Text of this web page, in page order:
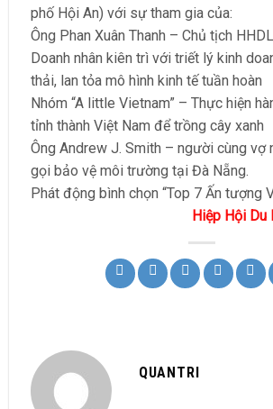
phố Hội An) với sự tham gia của:
Ông Phan Xuân Thanh – Chủ tịch
Doanh nhân kiên trì với triết lý kinh
thải, lan tỏa mô hình kinh tế tuần hoàn
Nhóm “A little Vietnam” – Thực hiện
tỉnh thành Việt Nam để trồng cây xanh
Ông Andrew J. Smith – người cùng vợ
gọi bảo vệ môi trường tại Đà Nẵng.
Phát động bình chọn “Top 7 Ấn tượng
Hiệp Hội Du
QUANTRI